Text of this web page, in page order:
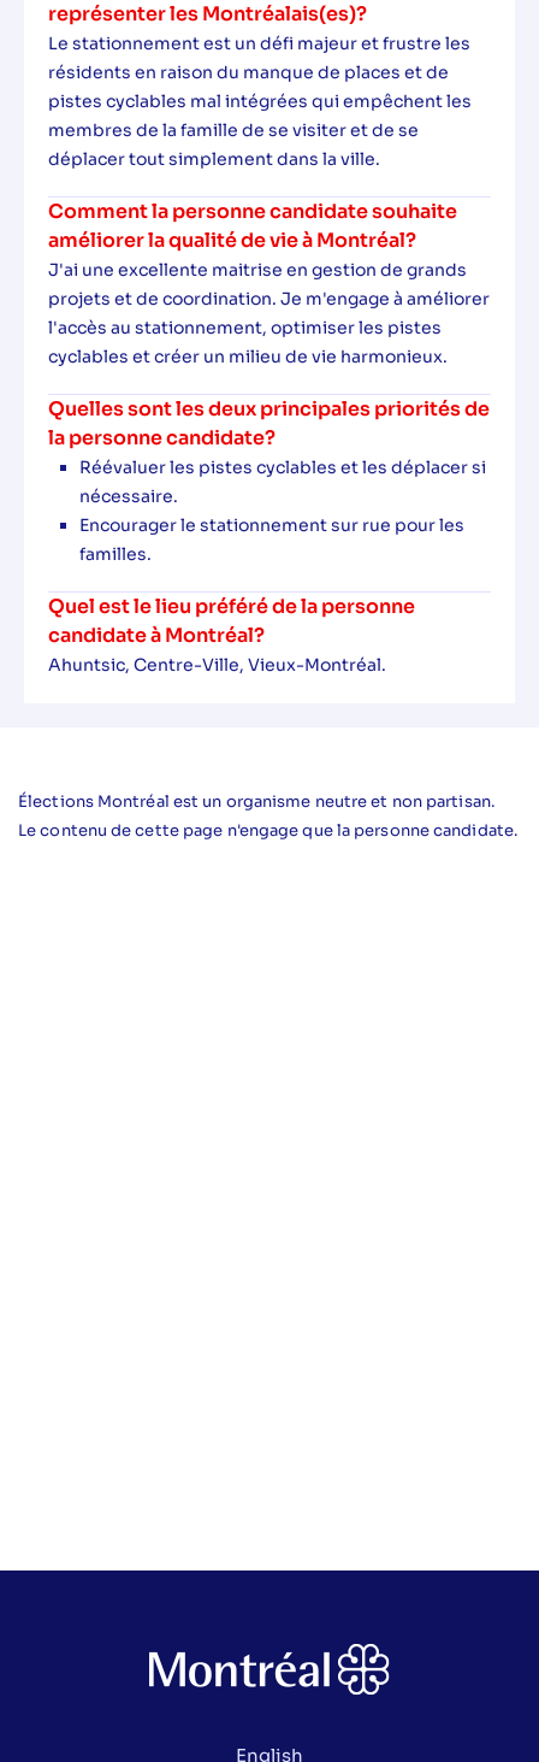
représenter les Montréalais(es)?
Le stationnement est un défi majeur et frustre les
résidents en raison du manque de places et de
pistes cyclables mal intégrées qui empêchent les
membres de la famille de se visiter et de se
déplacer tout simplement dans la ville.
Comment la personne candidate souhaite
améliorer la qualité de vie à Montréal?
J'ai une excellente maitrise en gestion de grands
projets et de coordination. Je m'engage à améliorer
l'accès au stationnement, optimiser les pistes
cyclables et créer un milieu de vie harmonieux.
Quelles sont les deux principales priorités de
la personne candidate?
Réévaluer les pistes cyclables et les déplacer si
nécessaire.
Encourager le stationnement sur rue pour les
familles.
Quel est le lieu préféré de la personne
candidate à Montréal?
Ahuntsic, Centre-Ville, Vieux-Montréal.
Élections Montréal est un organisme neutre et non partisan.
Le contenu de cette page n'engage que la personne candidate.
English